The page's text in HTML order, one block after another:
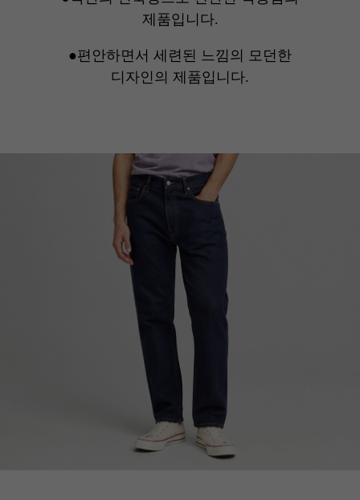
제품입니다.
●편안하면서 세련된 느낌의 모던한
디자인의 제품입니다.